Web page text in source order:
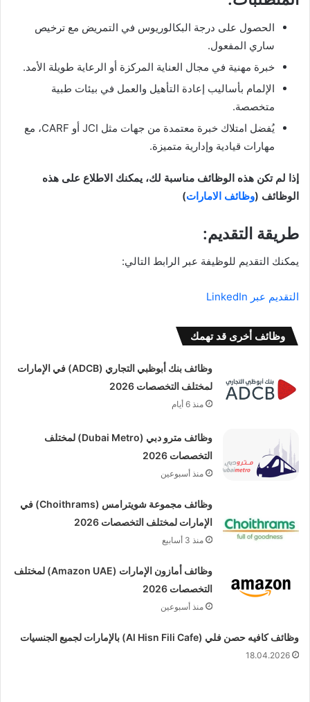
الحصول على درجة البكالوريوس في التمريض مع ترخيص
ساري المفعول.
خبرة مهنية في مجال العناية المركزة أو الرعاية طويلة الأمد.
الإلمام بأساليب إعادة التأهيل والعمل في بيئات طبية
متخصصة.
يُفضل امتلاك خبرة معتمدة من جهات مثل JCI أو CARF، مع
مهارات قيادية وإدارية متميزة.
إذا لم تكن هذه الوظائف مناسبة لك، يمكنك الاطلاع على هذه
الوظائف (وظائف الامارات)
طريقة التقديم:
يمكنك التقديم للوظيفة عبر الرابط التالي:
التقديم عبر LinkedIn
وظائف أخرى قد تهمك
وظائف بنك أبوظبي التجاري (ADCB) في الإمارات
لمختلف التخصصات 2026
منذ 6 أيام
وظائف مترو دبي (Dubai Metro) لمختلف
التخصصات 2026
منذ أسبوعين
وظائف مجموعة شويترامس (Choithrams) في
الإمارات لمختلف التخصصات 2026
منذ 3 أسابيع
وظائف أمازون الإمارات (Amazon UAE) لمختلف
التخصصات 2026
منذ أسبوعين
وظائف كافيه حصن فلي (Al Hisn Fili Cafe) بالإمارات لجميع الجنسيات
18.04.2026